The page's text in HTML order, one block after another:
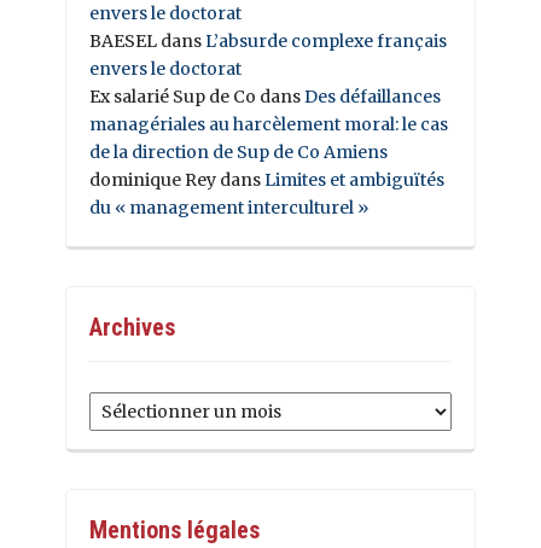
envers le doctorat
BAESEL dansL’absurde complexe français
envers le doctorat
Ex salarié Sup de Co dans Des défaillances
managériales au harcèlement moral: le cas
de la direction de Sup de Co Amiens
dominique Rey dansLimites et ambiguïtés
du « management interculturel »
Archives
Archives
Mentions légales